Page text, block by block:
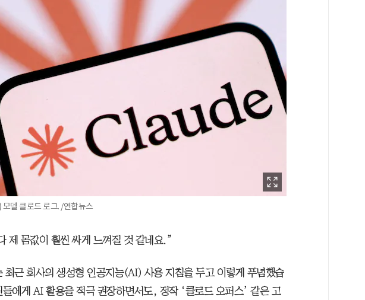
델 클로드 로그. /연합뉴스
제 몸값이 훨씬 싸게 느껴질 것 같네요.”
최근 회사의 생성형 인공지능(AI) 사용 지침을 두고 이렇게 푸념했습
에게 AI 활용을 적극 권장하면서도, 정작 ‘클로드 오퍼스’ 같은 고